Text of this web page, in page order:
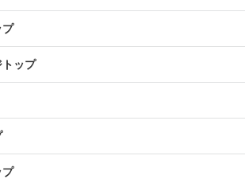
プ
トップ
プ